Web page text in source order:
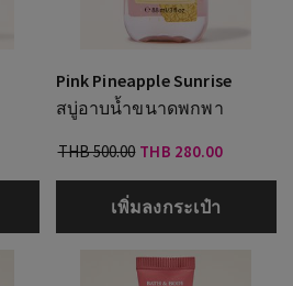
Pink Pineapple Sunrise
สบู่อาบน้ำขนาดพกพา
THB 500.00 THB 280.00
เพิ่มลงกระเป๋า